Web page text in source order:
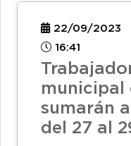
22/09/2023
16:41
municipal
sumarán
del 27 al